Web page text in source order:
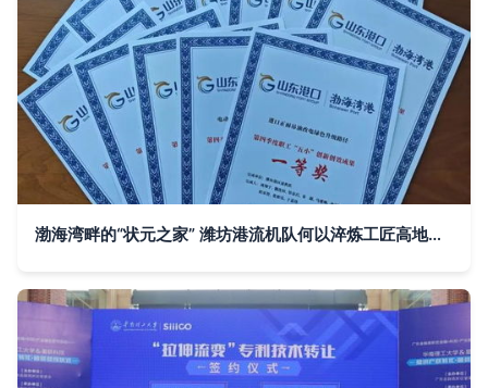
渤海湾畔的“状元之家” 潍坊港流机队何以淬炼工匠高地与技术转让先锋